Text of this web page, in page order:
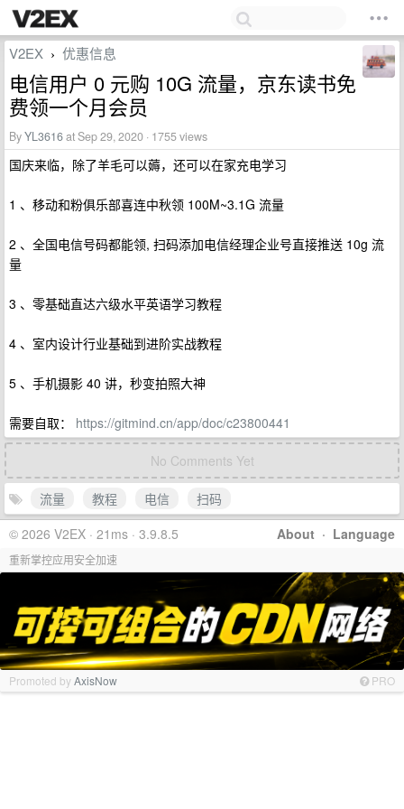
V2EX › 优惠信息
电信用户 0 元购 10G 流量，京东读书免
费领一个月会员
ByYL3616at Sep 29, 2020 · 1755 views
国庆来临，除了羊毛可以薅，还可以在家充电学习
1 、移动和粉俱乐部喜连中秋领 100M~3.1G 流量
2 、全国电信号码都能领, 扫码添加电信经理企业号直接推送 10g 流
量
3 、零基础直达六级水平英语学习教程
4 、室内设计行业基础到进阶实战教程
5 、手机摄影 40 讲，秒变拍照大神
需要自取： https://gitmind.cn/app/doc/c23800441
No Comments Yet
流量 教程 电信
扫码
About · Language
© 2026 V2EX · 21ms · 3.9.8.5
重新掌控应用安全加速
Promoted byAxisNow PRO